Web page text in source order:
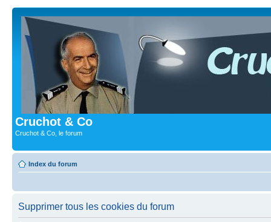
Cruchot & Co
Cruchot & Co, le forum
Index du forum
Supprimer tous les cookies du forum